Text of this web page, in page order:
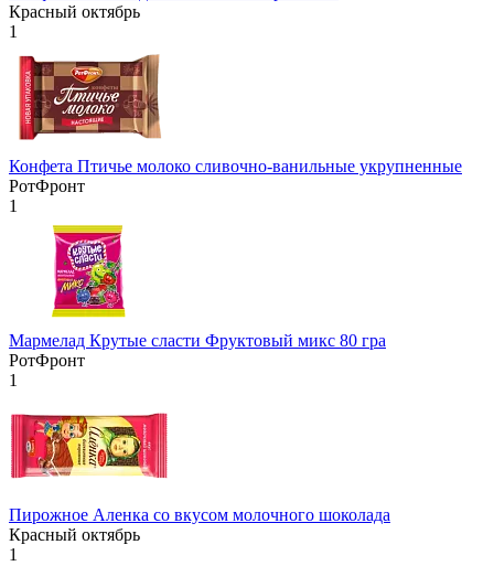
Красный октябрь
1
Конфета Птичье молоко сливочно-ванильные укрупненные
РотФронт
1
Мармелад Крутые сласти Фруктовый микс 80 гра
РотФронт
1
Пирожное Аленка со вкусом молочного шоколада
Красный октябрь
1